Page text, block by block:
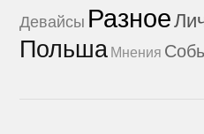
Девайсы Разное
Польша Мнения